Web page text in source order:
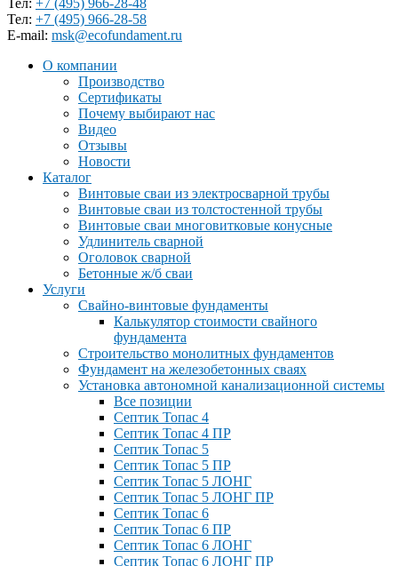
Тел: +7 (495) 966-28-48
Тел: +7 (495) 966-28-58
Е-mail: msk@ecofundament.ru
О компании
Производство
Сертификаты
Почему выбирают нас
Видео
Отзывы
Новости
Каталог
Винтовые сваи из электросварной трубы
Винтовые сваи из толстостенной трубы
Винтовые сваи многовитковые конусные
Удлинитель сварной
Оголовок сварной
Бетонные ж/б сваи
Услуги
Свайно-винтовые фундаменты
Калькулятор стоимости свайного
фундамента
Строительство монолитных фундаментов
Фундамент на железобетонных сваях
Установка автономной канализационной системы
Все позиции
Септик Топас 4
Септик Топас 4 ПР
Септик Топас 5
Септик Топас 5 ПР
Септик Топас 5 ЛОНГ
Септик Топас 5 ЛОНГ ПР
Септик Топас 6
Септик Топас 6 ПР
Септик Топас 6 ЛОНГ
Септик Топас 6 ЛОНГ ПР